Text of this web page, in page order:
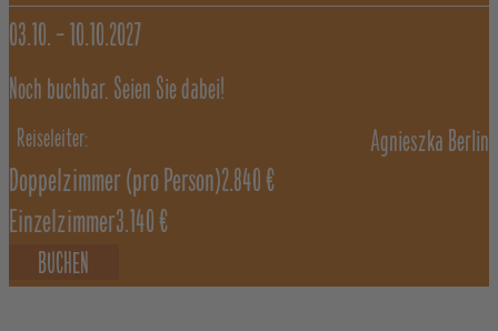
03.10. –10.10.2027
Noch buchbar. Seien Sie dabei!
Agnieszka Berlin
Doppelzimmer (pro Person)2.840 €
Einzelzimmer3.140 €
BUCHEN